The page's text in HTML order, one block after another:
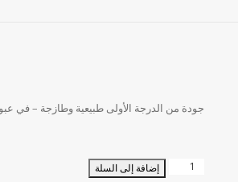
جودة من الدرجة الأولى طبيعية وطازجة – في
كمية
إضافة إلى السلة